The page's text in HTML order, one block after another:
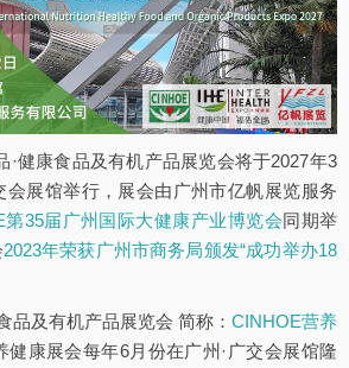
·健康食品及有机产品展览会将于2027年3
会展馆举行，展会由广州市亿帆展览服务
第35届广州国际大健康产业博览会同期举
2023年荣获广州市商务局颁发“成功举办18
品及有机产品展览会 简称： CINHOE营养
健康展会每年6月份在广州·广交会展馆隆